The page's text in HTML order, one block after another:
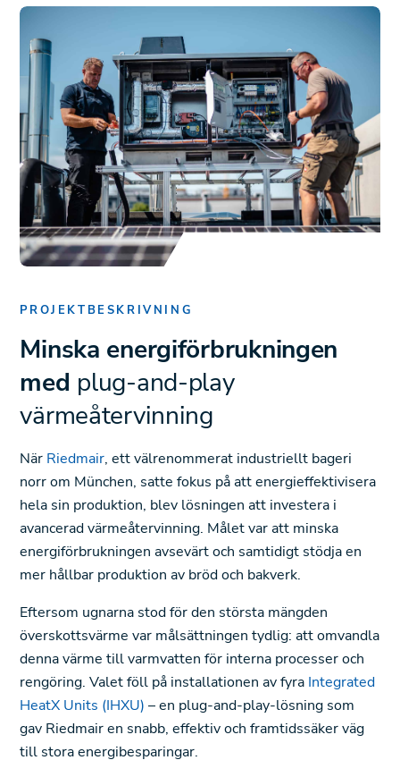
PROJEKTBESKRIVNING
Minska energiförbrukningen
med plug-and-play
värmeåtervinning
När Riedmair, ett välrenommerat industriellt bageri
norr om München, satte fokus på att energieffektivisera
hela sin produktion, blev lösningen att investera i
avancerad värmeåtervinning. Målet var att minska
energiförbrukningen avsevärt och samtidigt stödja en
mer hållbar produktion av bröd och bakverk.
Eftersom ugnarna stod för den största mängden
överskottsvärme var målsättningen tydlig: att omvandla
denna värme till varmvatten för interna processer och
rengöring. Valet föll på installationen av fyra Integrated
HeatX Units (IHXU)– en plug-and-play-lösning som
gav Riedmair en snabb, effektiv och framtidssäker väg
till stora energibesparingar.